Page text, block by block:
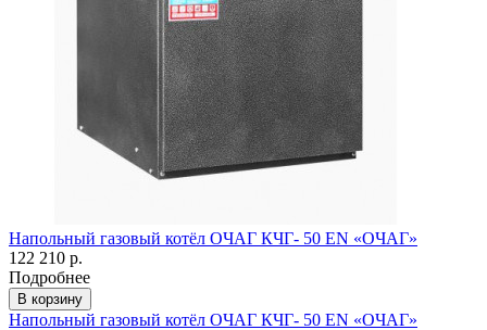
Напольный газовый котёл ОЧАГ КЧГ- 50 EN «ОЧАГ»
122 210 р.
Подробнее
В корзину
Напольный газовый котёл ОЧАГ КЧГ- 50 EN «ОЧАГ»